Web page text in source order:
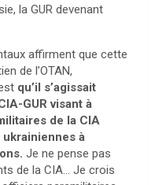
la GUR devenant
affirment que cette
de l’OTAN,
qu’il s’agissait
GUR visant à
de la CIA
à
Je ne pense pas
de la CIA… Je crois